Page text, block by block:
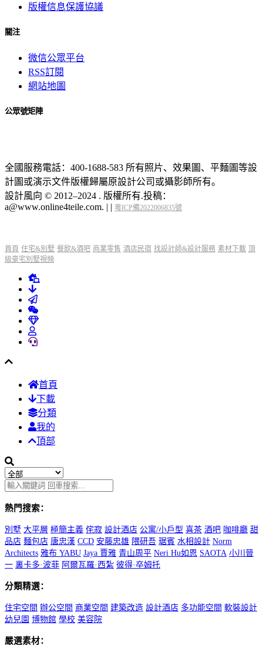
版權信息保護協議
關注
微信公眾平台
RSS訂閱
網站地圖
公眾號矩陣
全國服務電話：400-1688-583 所有照片、效果圖、平麵圖等設
計圖或演示文件版權歸屬原設計公司或攝影師所有。
設計風向 © 2012–2024 . 版權所有.投稿：
a@www.online4teile.com. | | 粵ICP備2022006835號
首頁 住宅&別墅 餐飲&酒吧 商業零售 酒店民宿 找設計師&設計服務 素材下載
頂
級豪宅別墅視頻
首頁
下載
分類
我的
頂部
熱門搜索：
別墅 大平層 極簡主義 侘寂 設計酒店 公寓/小戶型 喜茶 酒吧 咖啡廳 甜
品店 麵包店 唐忠漢 CCD 安藤忠雄 隈研吾 琚賓 水相設計 Norm
Architects 雅布 YABU Jaya 賈雅 青山周平 Neri Hu如恩 SAOTA 小川晉
一 裏卡多·波菲 阿爾瓦羅·西紮 彼得·卒姆托
分類精選：
住宅空間 辦公空間 商業空間 建築改造 設計酒店 多功能空間 軟裝設計
幼兒園 博物館 學校 美容院
嚴選素材：